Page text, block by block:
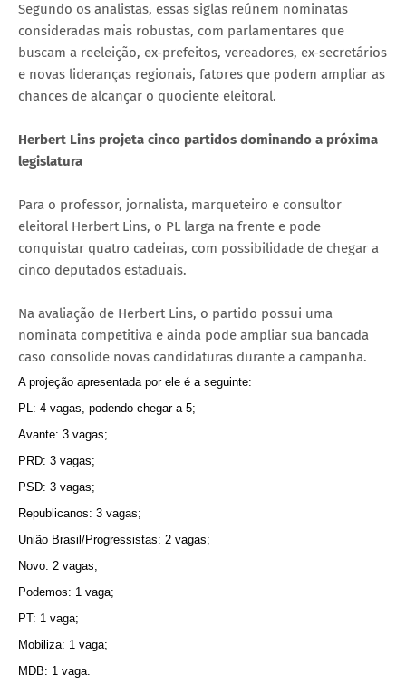
Segundo os analistas, essas siglas reúnem nominatas
consideradas mais robustas, com parlamentares que
buscam a reeleição, ex-prefeitos, vereadores, ex-secretários
e novas lideranças regionais, fatores que podem ampliar as
chances de alcançar o quociente eleitoral.
Herbert Lins projeta cinco partidos dominando a próxima
legislatura
Para o professor, jornalista, marqueteiro e consultor
eleitoral Herbert Lins, o PL larga na frente e pode
conquistar quatro cadeiras, com possibilidade de chegar a
cinco deputados estaduais.
Na avaliação de Herbert Lins, o partido possui uma
nominata competitiva e ainda pode ampliar sua bancada
caso consolide novas candidaturas durante a campanha.
A projeção apresentada por ele é a seguinte:
PL: 4 vagas, podendo chegar a 5;
Avante: 3 vagas;
PRD: 3 vagas;
PSD: 3 vagas;
Republicanos: 3 vagas;
União Brasil/Progressistas: 2 vagas;
Novo: 2 vagas;
Podemos: 1 vaga;
PT: 1 vaga;
Mobiliza: 1 vaga;
MDB: 1 vaga.